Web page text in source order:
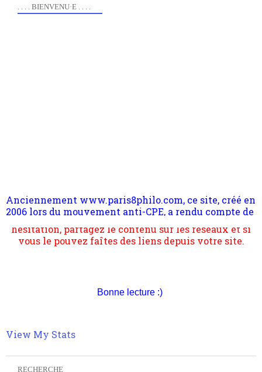
RECHERCHE
. . . . BIENVENU·E . . . .
l'actualité et de l'expérimentation à Paris 8. Il
s'occupe plus largement de rendre compte d'une
transformation dans les paradigmes philosophiques
suivant la pensée du Dehors ou du Surpli, omme la
nomme les métaphysiciens classique. Nous avons
contrat est la marque d'une complexité, riche de
choses.
gratuite (2 mails par mois), commentez sans
hésitation, partagez le contenu sur les réseaux et si
Bonne lecture :)
View My Stats